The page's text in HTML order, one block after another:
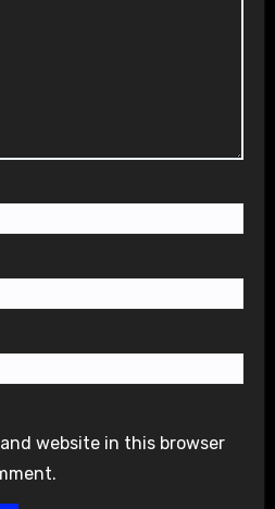
website in this browser